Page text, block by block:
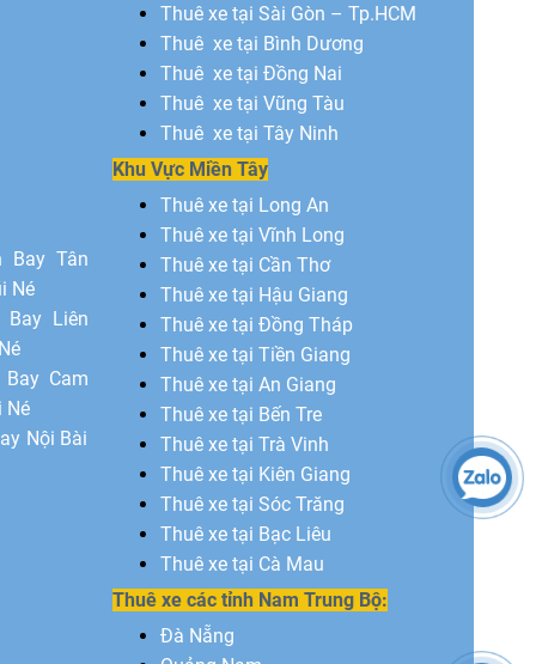
Bay Tân
Né
Liên
Cam
Né
Nội Bài
Thuê xe tại Sài Gòn – Tp.HCM
Thuê xe tại Bình Dương
Thuê xe tại Đồng Nai
Thuê xe tại Vũng Tàu
Thuê xe tại Tây Ninh
Khu Vực Miền Tây
Thuê xe tại Long An
Thuê xe tại Vĩnh Long
Thuê xe tại Cần Thơ
Thuê xe tại Hậu Giang
Thuê xe tại Đồng Tháp
Thuê xe tại Tiền Giang
Thuê xe tại An Giang
Thuê xe tại Bến Tre
Thuê xe tại Trà Vinh
Thuê xe tại Kiên Giang
Thuê xe tại Sóc Trăng
Thuê xe tại Bạc Liêu
Thuê xe tại Cà Mau
Thuê xe các tỉnh Nam Trung Bộ:
Đà Nẵng